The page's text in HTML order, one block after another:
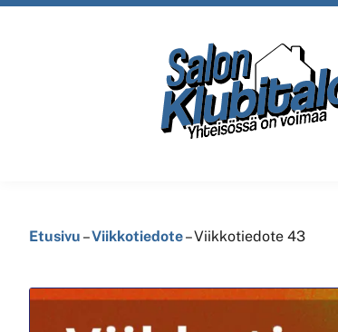
Etusivu –Viikkotiedote–Viikkotiedote 43